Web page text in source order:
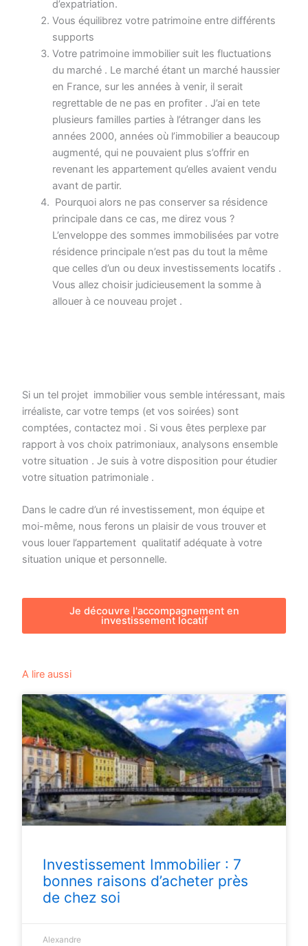
d’expatriation.
Vous équilibrez votre patrimoine entre différents
supports
Votre patrimoine immobilier suit les fluctuations
du marché . Le marché étant un marché haussier
en France, sur les années à venir, il serait
regrettable de ne pas en profiter . J’ai en tete
plusieurs familles parties à l’étranger dans les
années 2000, années où l’immobilier a beaucoup
augmenté, qui ne pouvaient plus s’offrir en
revenant les appartement qu’elles avaient vendu
avant de partir.
Pourquoi alors ne pas conserver sa résidence
principale dans ce cas, me direz vous ?
L’enveloppe des sommes immobilisées par votre
résidence principale n’est pas du tout la même
que celles d’un ou deux investissements locatifs .
Vous allez choisir judicieusement la somme à
allouer à ce nouveau projet .
Si un tel projet immobilier vous semble intéressant, mais
irréaliste, car votre temps (et vos soirées) sont
comptées, contactez moi . Si vous êtes perplexe par
rapport à vos choix patrimoniaux, analysons ensemble
votre situation . Je suis à votre disposition pour étudier
votre situation patrimoniale .
Dans le cadre d’un ré investissement, mon équipe et
moi-même, nous ferons un plaisir de vous trouver et
vous louer l’appartement qualitatif adéquate à votre
situation unique et personnelle.
Je découvre l'accompagnement en
investissement locatif
A lire aussi
Investissement Immobilier : 7
bonnes raisons d’acheter près
de chez soi
Alexandre